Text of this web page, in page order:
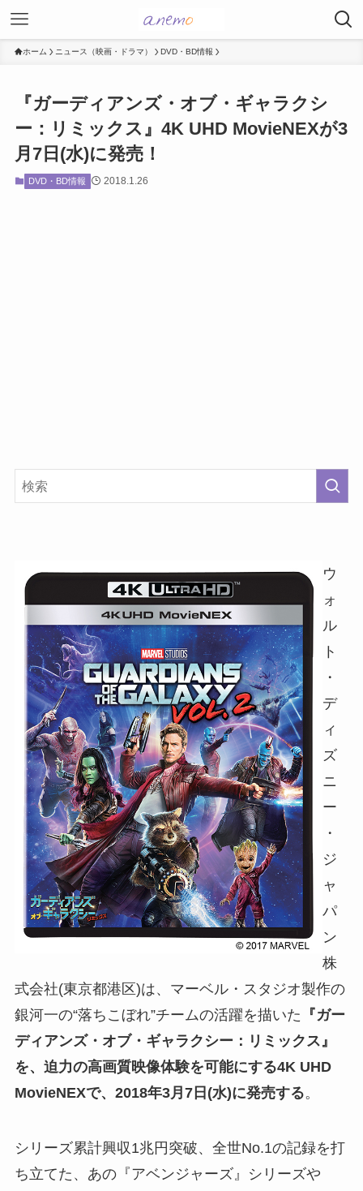
ホーム ニュース（映画・ドラマ） DVD・BD情報
『ガーディアンズ・オブ・ギャラクシ
ー：リミックス』4K UHD MovieNEXが3
月7日(水)に発売！
DVD・BD情報 2018.1.26
ウ
ォ
ル
ト
・
デ
ィ
ズ
ニ
ー
・
ジ
ャ
パ
ン
株
式会社(東京都港区)は、マーベル・スタジオ製作の
銀河一の“落ちこぼれ”チームの活躍を描いた 『ガー
ディアンズ・オブ・ギャラクシー：リミックス』
を、迫力の高画質映像体験を可能にする4K UHD
MovieNEXで、2018年3月7日(水)に発売する。
シリーズ累計興収1兆円突破、全世No.1の記録を打
ち立てた、あの『アベンジャーズ』シリーズや